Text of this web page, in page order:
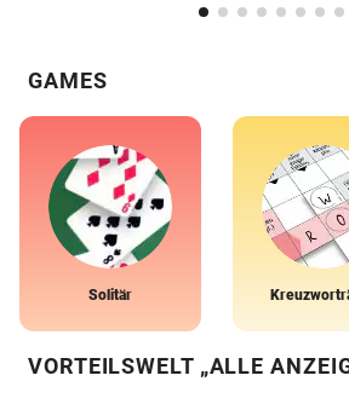
GAMES
Solitär
VORTEILSWELT „ALLE